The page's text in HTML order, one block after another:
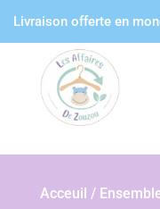
Livraison offerte en
Acceuil /
Panneau de gestion des